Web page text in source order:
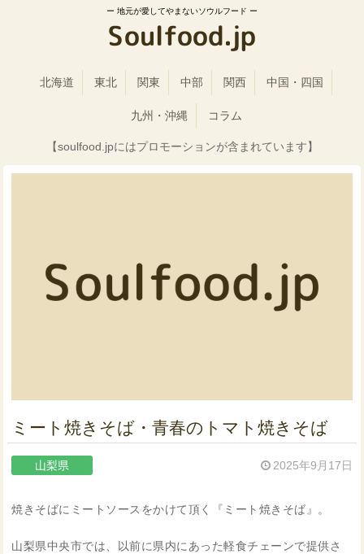
地元が愛してやまないソウルフード
北海道 東北 関東 中部 関西 中国・四国
九州・沖縄 コラム
【soulfood.jpにはプロモーションが含まれています】
ミート焼きそば・青春のトマト焼きそば
山梨県 2025年9月17日
焼きそばにミートソースをかけて頂く『ミート焼きそば』。
山梨県中央市では、以前に県内にあった軽食チェーンで提供さ